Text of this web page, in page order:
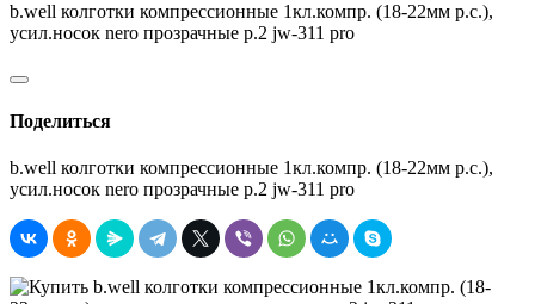
b.well колготки компрессионные 1кл.компр. (18-22мм р.с.),
усил.носок nero прозрачные р.2 jw-311 pro
Поделиться
b.well колготки компрессионные 1кл.компр. (18-22мм р.с.),
усил.носок nero прозрачные р.2 jw-311 pro